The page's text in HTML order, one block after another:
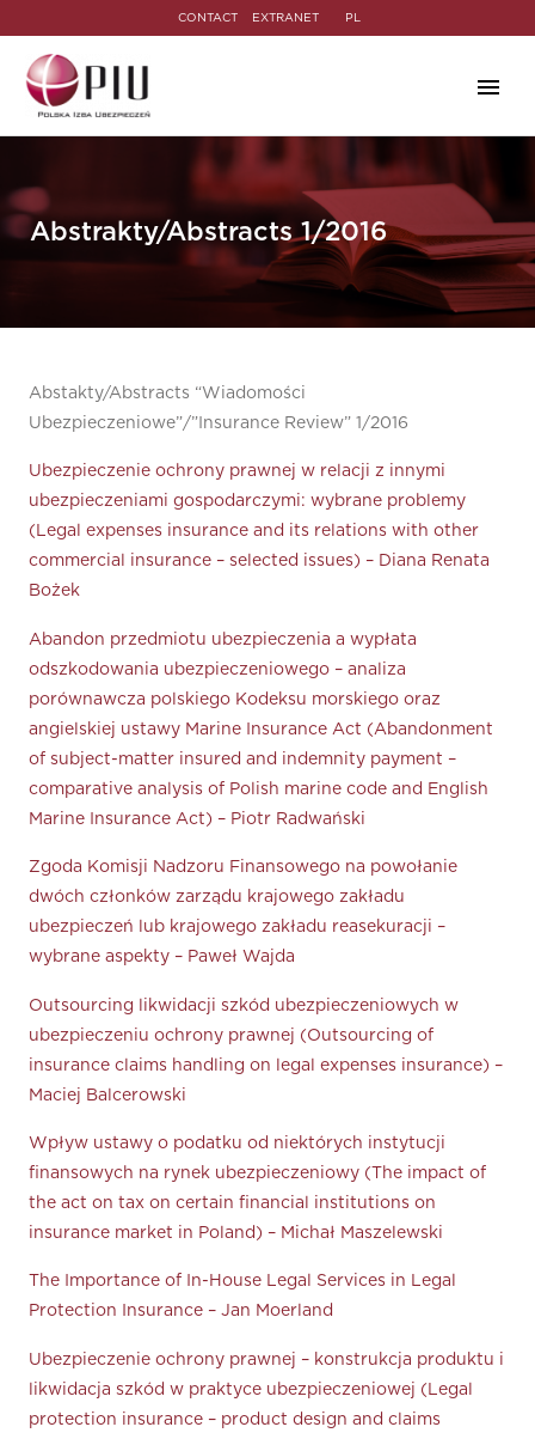
CONTACT EXTRANET PL
Abstrakty/Abstracts 1/2016
Abstakty/Abstracts “Wiadomości
Ubezpieczeniowe”/”Insurance Review” 1/2016
Ubezpieczenie ochrony prawnej w relacji z innymi
ubezpieczeniami gospodarczymi: wybrane problemy
(Legal expenses insurance and its relations with other
commercial insurance – selected issues) – Diana Renata
Bożek
Abandon przedmiotu ubezpieczenia a wypłata
odszkodowania ubezpieczeniowego – analiza
porównawcza polskiego Kodeksu morskiego oraz
angielskiej ustawy Marine Insurance Act (Abandonment
of subject-matter insured and indemnity payment –
comparative analysis of Polish marine code and English
Marine Insurance Act) – Piotr Radwański
Zgoda Komisji Nadzoru Finansowego na powołanie
dwóch członków zarządu krajowego zakładu
ubezpieczeń lub krajowego zakładu reasekuracji –
wybrane aspekty – Paweł Wajda
Outsourcing likwidacji szkód ubezpieczeniowych w
ubezpieczeniu ochrony prawnej (Outsourcing of
insurance claims handling on legal expenses insurance) –
Maciej Balcerowski
Wpływ ustawy o podatku od niektórych instytucji
ﬁnansowych na rynek ubezpieczeniowy (The impact of
the act on tax on certain ﬁnancial institutions on
insurance market in Poland) – Michał Maszelewski
The Importance of In-House Legal Services in Legal
Protection Insurance – Jan Moerland
Ubezpieczenie ochrony prawnej – konstrukcja produktu i
likwidacja szkód w praktyce ubezpieczeniowej (Legal
protection insurance – product design and claims